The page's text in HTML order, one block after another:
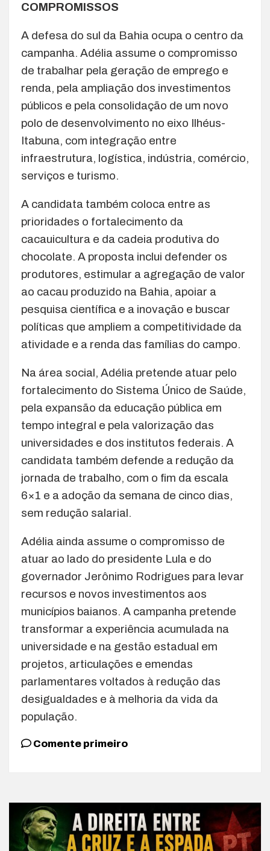
COMPROMISSOS
A defesa do sul da Bahia ocupa o centro da
campanha. Adélia assume o compromisso
de trabalhar pela geração de emprego e
renda, pela ampliação dos investimentos
públicos e pela consolidação de um novo
polo de desenvolvimento no eixo Ilhéus-
Itabuna, com integração entre
infraestrutura, logística, indústria, comércio,
serviços e turismo.
A candidata também coloca entre as
prioridades o fortalecimento da
cacauicultura e da cadeia produtiva do
chocolate. A proposta inclui defender os
produtores, estimular a agregação de valor
ao cacau produzido na Bahia, apoiar a
pesquisa científica e a inovação e buscar
políticas que ampliem a competitividade da
atividade e a renda das famílias do campo.
Na área social, Adélia pretende atuar pelo
fortalecimento do Sistema Único de Saúde,
pela expansão da educação pública em
tempo integral e pela valorização das
universidades e dos institutos federais. A
candidata também defende a redução da
jornada de trabalho, com o fim da escala
6×1 e a adoção da semana de cinco dias,
sem redução salarial.
Adélia ainda assume o compromisso de
atuar ao lado do presidente Lula e do
governador Jerônimo Rodrigues para levar
recursos e novos investimentos aos
municípios baianos. A campanha pretende
transformar a experiência acumulada na
universidade e na gestão estadual em
projetos, articulações e emendas
parlamentares voltados à redução das
desigualdades e à melhoria da vida da
população.
Comente primeiro